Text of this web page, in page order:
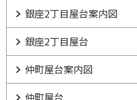
銀座2丁目屋台案内図
銀座2丁目屋台
仲町屋台案内図
仲町屋台